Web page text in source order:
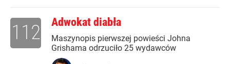
Adwokat diabła
Maszynopis pierwszej powieści Johna
Grishama odrzuciło 25 wydawców
112